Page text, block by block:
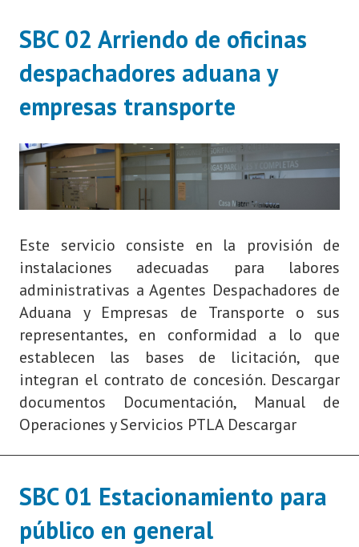
SBC 02 Arriendo de oficinas
despachadores aduana y
empresas transporte
Este servicio consiste en la provisión de
instalaciones adecuadas para labores
administrativas a Agentes Despachadores de
Aduana y Empresas de Transporte o sus
representantes, en conformidad a lo que
establecen las bases de licitación, que
integran el contrato de concesión. Descargar
documentos Documentación, Manual de
Operaciones y Servicios PTLA Descargar
SBC 01 Estacionamiento para
público en general